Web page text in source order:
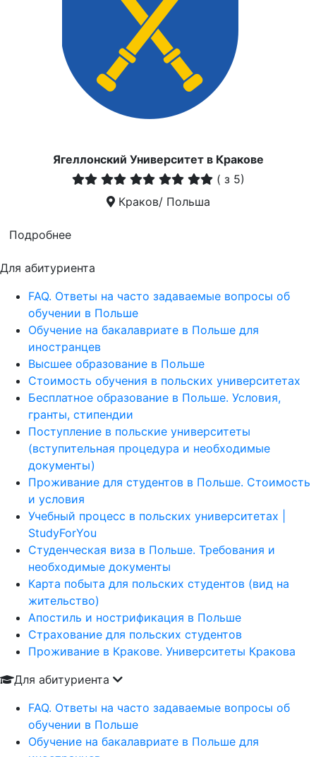
Ягеллонский Университет в Кракове
( з 5)
Краков/ Польша
Подробнее
Для абитуриента
FAQ. Ответы на часто задаваемые вопросы об
обучении в Польше
Обучение на бакалавриате в Польше для
иностранцев
Высшее образование в Польше
Стоимость обучения в польских университетах
Бесплатное образование в Польше. Условия,
гранты, стипендии
Поступление в польские университеты
(вступительная процедура и необходимые
документы)
Проживание для студентов в Польше. Стоимость
и условия
Учебный процесс в польских университетах |
StudyForYou
Студенческая виза в Польше. Требования и
необходимые документы
Карта побыта для польских студентов (вид на
жительство)
Апостиль и нострификация в Польше
Страхование для польских студентов
Проживание в Кракове. Университеты Кракова
Для абитуриента
FAQ. Ответы на часто задаваемые вопросы об
обучении в Польше
Обучение на бакалавриате в Польше для